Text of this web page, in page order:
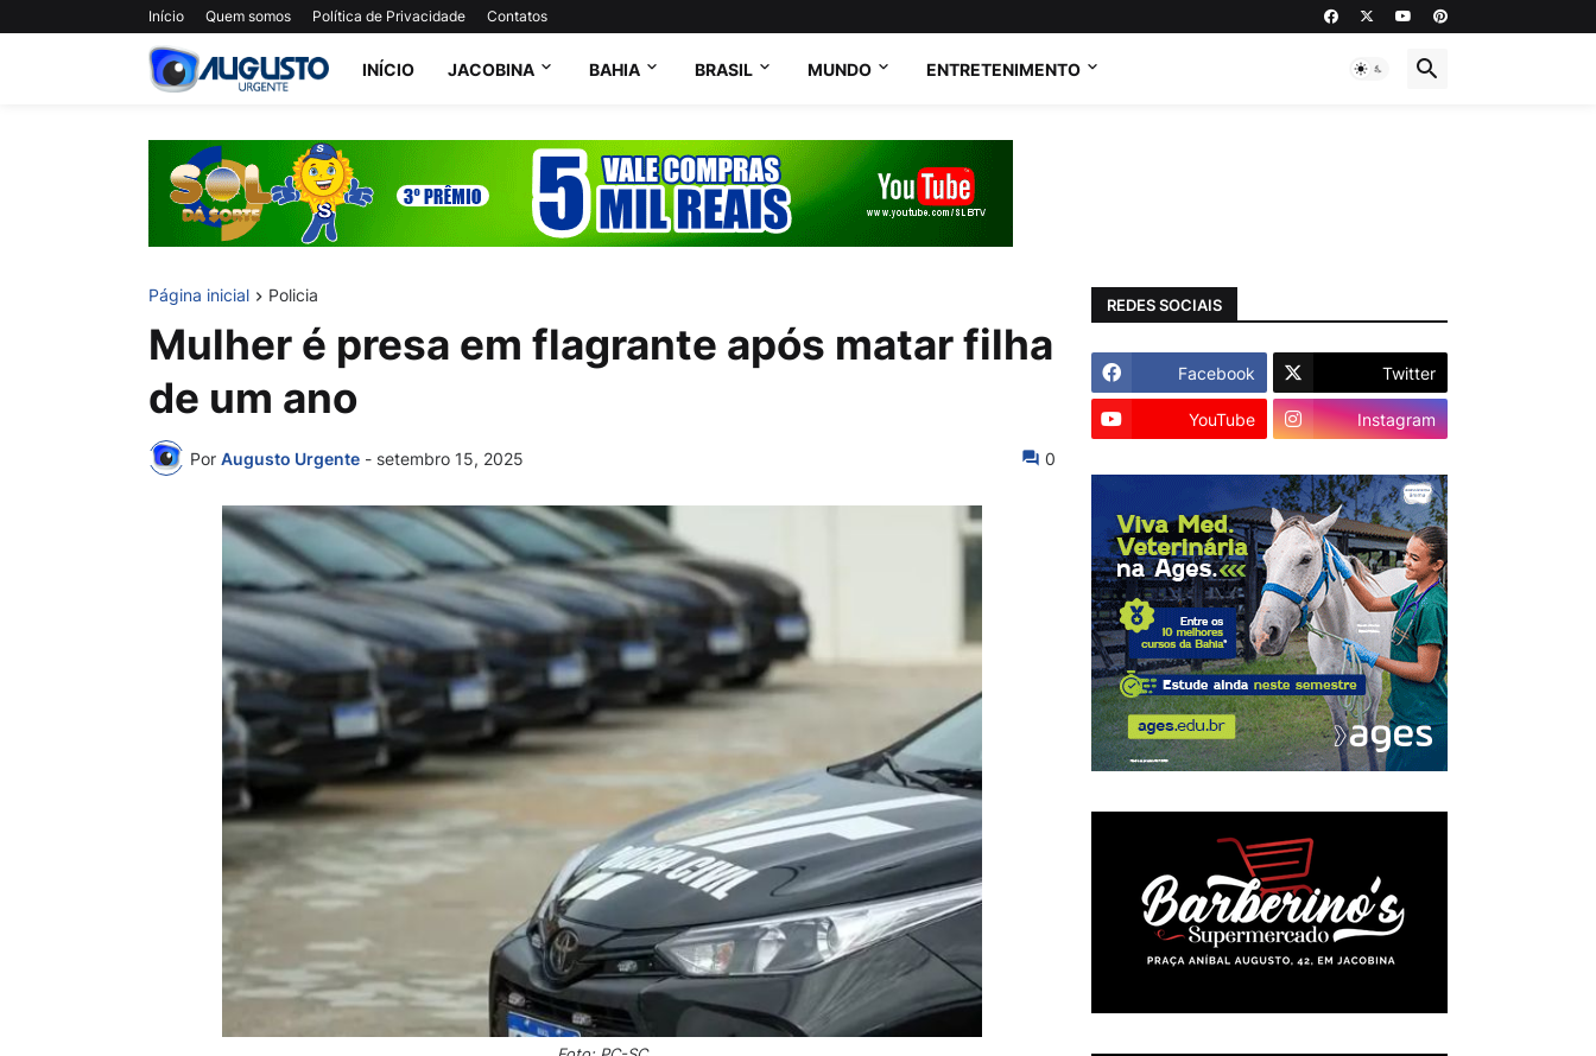
Início Quem somos Política de Privacidade Contatos
INÍCIO JACOBINA BAHIA BRASIL MUNDO ENTRETENIMENTO
Página inicial Policia
Mulher é presa em flagrante após matar filha
de um ano
Por Augusto Urgente - setembro 15, 2025 0
REDES SOCIAIS
Facebook Twitter
YouTube Instagram